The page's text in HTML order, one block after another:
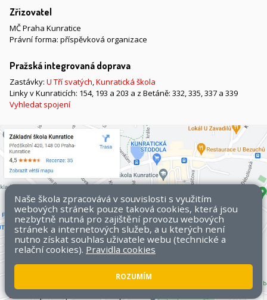
Zřizovatel
MČ Praha Kunratice
Právní forma: příspěvková organizace
Pražská integrovaná doprava
Zastávky: U Tří svatých,Kunratická škola
Linky v Kunraticích: 154, 193 a 203 a z Betáně: 332, 335, 337 a 339
Vyhledat spojení
stránek
Naše škola zpracovává v souvislosti s využitím
webových stránek pouze taková cookies, která jsou
nezbytně nutná pro zajištění provozu webových
stránek a internetových služeb, a u kterých není
nutno získat souhlas uživatele webu (technické a
relační cookies). Pravidla cookies
ROZUMÍM